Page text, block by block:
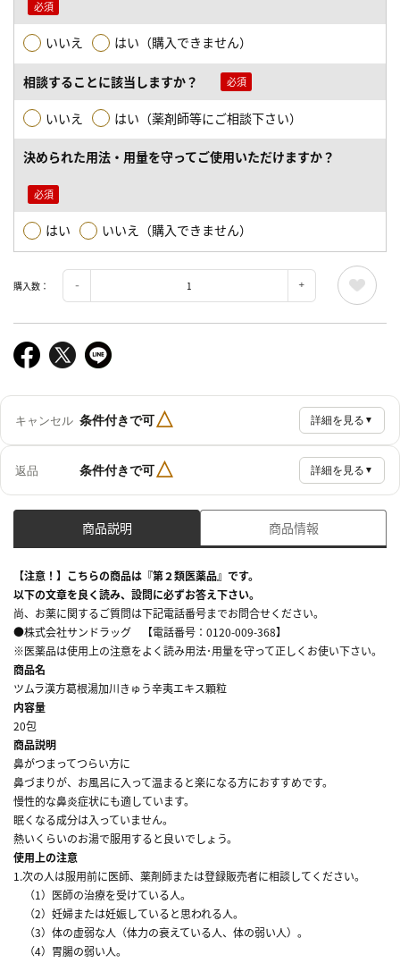
いいえ はい（購入できません）
相談することに該当しますか？
いいえ はい（薬剤師等にご相談下さい）
決められた用法・用量を守ってご使用いただけますか？
はい いいえ（購入できません）
購入数：
キャンセル 条件付きで可△ 詳細を見る ▼
返品 条件付きで可△ 詳細を見る ▼
商品説明 商品情報
【注意！】こちらの商品は『第２類医薬品』です。
以下の文章を良く読み、設問に必ずお答え下さい。
尚、お薬に関するご質問は下記電話番号までお問合せください。
●株式会社サンドラッグ 【電話番号：0120-009-368】
※医薬品は使用上の注意をよく読み用法･用量を守って正しくお使い下さい。
商品名
ツムラ漢方葛根湯加川きゅう辛夷エキス顆粒
内容量
20包
商品説明
鼻がつまってつらい方に
鼻づまりが、お風呂に入って温まると楽になる方におすすめです。
慢性的な鼻炎症状にも適しています。
眠くなる成分は入っていません。
熱いくらいのお湯で服用すると良いでしょう。
使用上の注意
1.次の人は服用前に医師、薬剤師または登録販売者に相談してください。
（1）医師の治療を受けている人。
（2）妊婦または妊娠していると思われる人。
（3）体の虚弱な人（体力の衰えている人、体の弱い人）。
（4）胃腸の弱い人。